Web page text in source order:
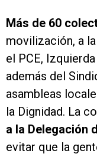
Más de 60
movilización, a
el PCE,
además del
asambleas
la Dignidad. La
a la Delegación
evitar que la